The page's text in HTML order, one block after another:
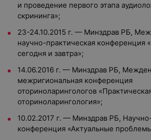
и проведение первого этапа
скрининга»;
23-24.10.2015 г. — Минздрав РБ,
научно-практическая конференция
сегодня и завтра»;
14.06.2016 г. — Минздрав РБ,
межригиональная конференция
оториноларингологов
оториноларингология»;
10.02.2017 г. — Минздрав РБ,
конференция «Актуальные